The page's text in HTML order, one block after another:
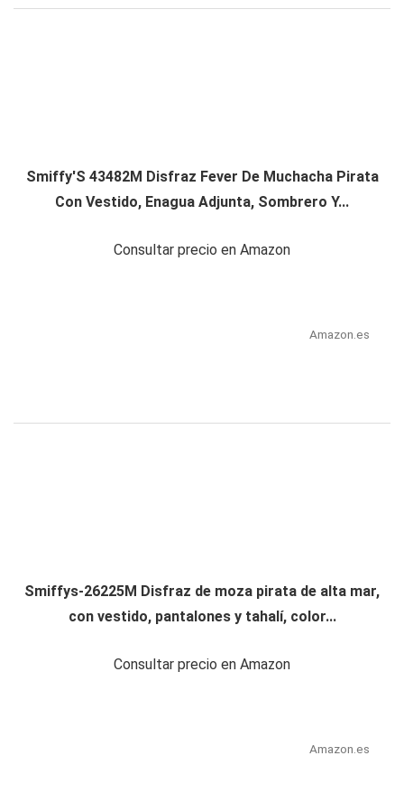
Smiffy'S 43482M Disfraz Fever De Muchacha Pirata
Con Vestido, Enagua Adjunta, Sombrero Y...
Consultar precio en Amazon
Amazon.es
Smiffys-26225M Disfraz de moza pirata de alta mar,
con vestido, pantalones y tahalí, color...
Consultar precio en Amazon
Amazon.es